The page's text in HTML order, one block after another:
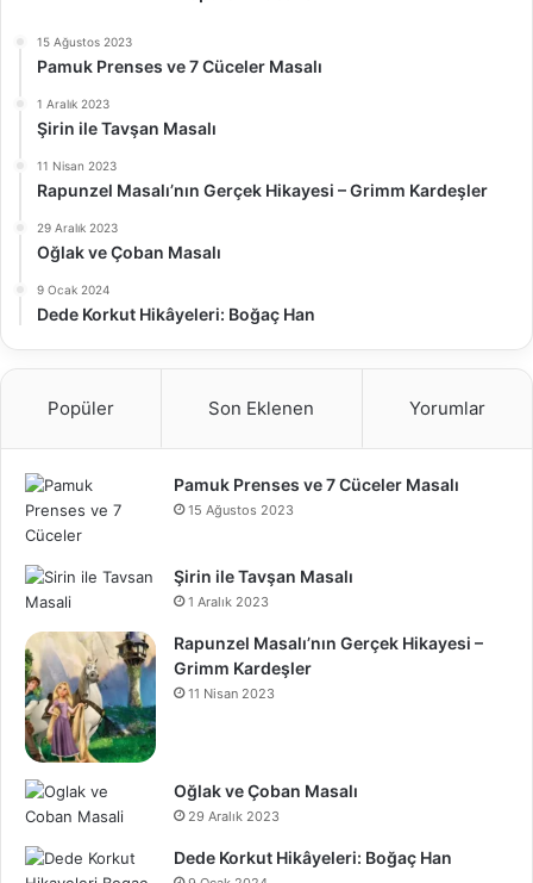
15 Ağustos 2023
Pamuk Prenses ve 7 Cüceler Masalı
1 Aralık 2023
Şirin ile Tavşan Masalı
11 Nisan 2023
Rapunzel Masalı’nın Gerçek Hikayesi – Grimm Kardeşler
29 Aralık 2023
Oğlak ve Çoban Masalı
9 Ocak 2024
Dede Korkut Hikâyeleri: Boğaç Han
Popüler Son Eklenen Yorumlar
Pamuk Prenses ve 7 Cüceler Masalı
15 Ağustos 2023
Şirin ile Tavşan Masalı
1 Aralık 2023
Rapunzel Masalı’nın Gerçek Hikayesi –
Grimm Kardeşler
11 Nisan 2023
Oğlak ve Çoban Masalı
29 Aralık 2023
Dede Korkut Hikâyeleri: Boğaç Han